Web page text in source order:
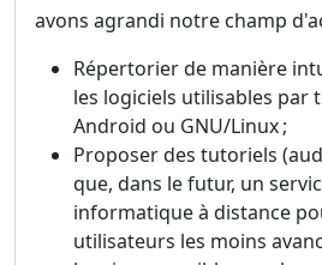
avons agrandi notre champ
Répertorier de manière
les logiciels utilisables par
Android ou GNU/Linux ;
Proposer des tutoriels
que, dans le futur, un
informatique à distance
utilisateurs les moins